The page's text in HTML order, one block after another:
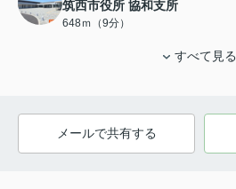
筑西市役所 協和支所
648ｍ（9分）
すべて見る
メールで共有する